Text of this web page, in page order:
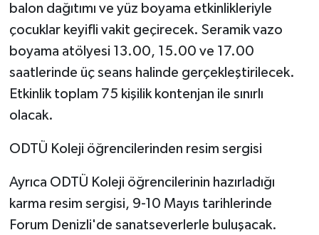
balon dağıtımı ve yüz boyama etkinlikleriyle
çocuklar keyifli vakit geçirecek. Seramik vazo
boyama atölyesi 13.00, 15.00 ve 17.00
saatlerinde üç seans halinde gerçekleştirilecek.
Etkinlik toplam 75 kişilik kontenjan ile sınırlı
olacak.
ODTÜ Koleji öğrencilerinden resim sergisi
Ayrıca ODTÜ Koleji öğrencilerinin hazırladığı
karma resim sergisi, 9-10 Mayıs tarihlerinde
Forum Denizli'de sanatseverlerle buluşacak.
ÜLKE GÜNDEMİ
YAŞAM